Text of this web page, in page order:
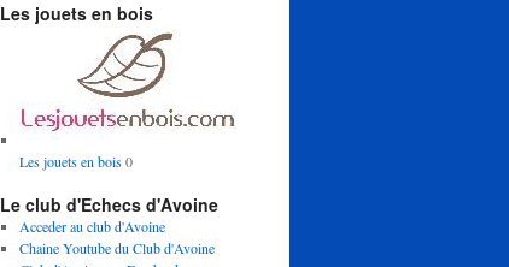
Les jouets en bois
Les jouets en bois0
Le club d'Echecs d'Avoine
Acceder au club d'Avoine
Chaine Youtube du Club d'Avoine